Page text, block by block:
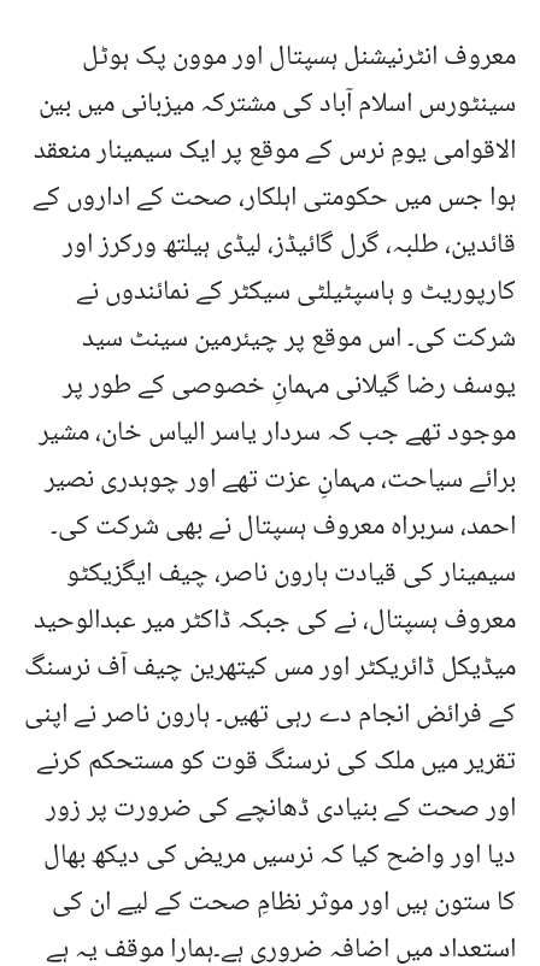
معروف انٹرنیشنل ہسپتال اور موون پک ہوٹل
سینٹورس اسلام آباد کی مشترکہ میزبانی میں بین
الاقوامی یومِ نرس کے موقع پر ایک سیمینار منعقد
ہوا جس میں حکومتی اہلکار، صحت کے اداروں کے
قائدین، طلبہ، گرل گائیڈز، لیڈی ہیلتھ ورکرز اور
کارپوریٹ و ہاسپٹیلٹی سیکٹر کے نمائندوں نے
شرکت کی۔ اس موقع پر چیئرمین سینٹ سید
یوسف رضا گیلانی مہمانِ خصوصی کے طور پر
موجود تھے جب کہ سردار یاسر الیاس خان، مشیر
برائے سیاحت، مہمانِ عزت تھے اور چوہدری نصیر
احمد، سربراہ معروف ہسپتال نے بھی شرکت کی۔
سیمینار کی قیادت ہارون ناصر، چیف ایگزیکٹو
معروف ہسپتال، نے کی جبکہ ڈاکٹر میر عبدالوحید
میڈیکل ڈائریکٹر اور مس کیتھرین چیف آف نرسنگ
کے فرائض انجام دے رہی تھیں۔ ہارون ناصر نے اپنی
تقریر میں ملک کی نرسنگ قوت کو مستحکم کرنے
اور صحت کے بنیادی ڈھانچے کی ضرورت پر زور
دیا اور واضح کیا کہ نرسیں مریض کی دیکھ بھال
کا ستون ہیں اور موثر نظامِ صحت کے لیے ان کی
استعداد میں اضافہ ضروری ہے۔ہمارا موقف یہ ہے